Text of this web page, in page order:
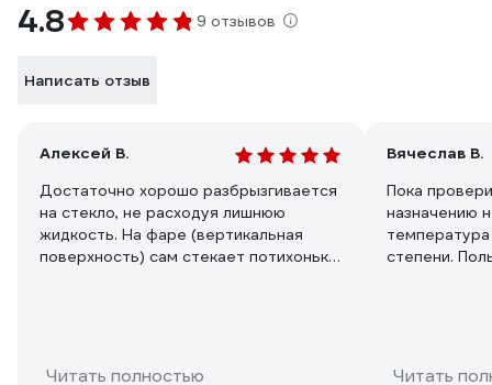
4.8 9 отзывов
Написать отзыв
Алексей В.
Достаточно хорошо разбрызгивается
на стекло, не расходуя лишнюю
жидкость. На фаре (вертикальная
поверхность) сам стекает потихоньку.
Читать полностью
Вячеслав В.
Пока
назначению
степени.
Читать